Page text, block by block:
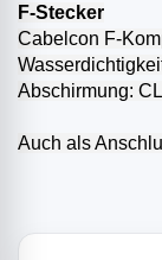
F-Stecker
Cabelcon F-
Abschirmung:
Auch als